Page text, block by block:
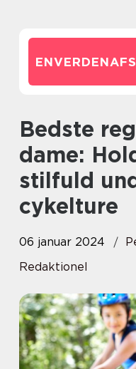
Bedste regntøj til cykling
dame:
stilfuld
cykelture
06 januar 2024
Redaktionel